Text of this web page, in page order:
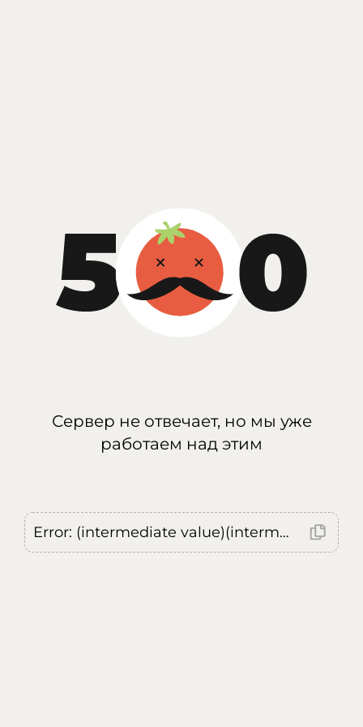
Сервер не отвечает, но мы уже
работаем над этим
Error: (intermediate value)(intermediate value)(intermediate value).replaceAll is not a function